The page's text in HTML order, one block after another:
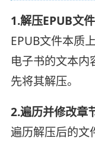
1.解压EPUB文件
EPUB文件本质
电子书的文本内
先将其解压。
2.遍历并修改章
遍历解压后的文